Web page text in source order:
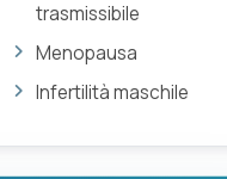
trasmissibile
Menopausa
Infertilità maschile